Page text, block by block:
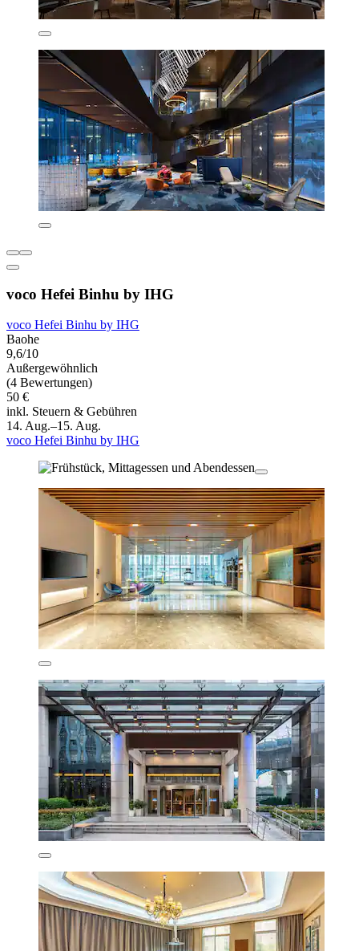
voco Hefei Binhu by IHG
voco Hefei Binhu by IHG
Baohe
9,6/10
Außergewöhnlich
(4 Bewertungen)
50 €
inkl. Steuern & Gebühren
14. Aug.–15. Aug.
voco Hefei Binhu by IHG